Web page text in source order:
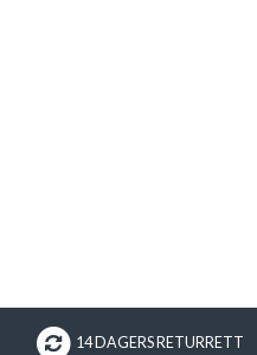
14 DAGERS RETURRETT